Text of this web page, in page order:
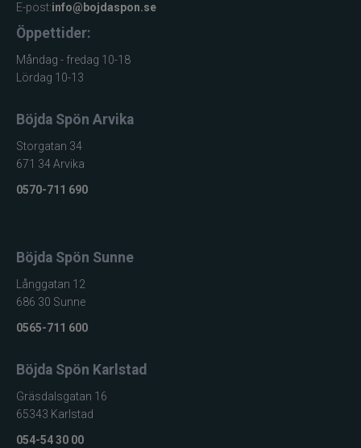
E-post:info@bojdaspon.se
Öppettider:
Måndag - fredag 10-18
Lördag 10-13
Böjda Spön Arvika
Storgatan 34
671 34 Arvika
0570-711 690
Böjda Spön Sunne
Långgatan 12
686 30 Sunne
0565-711 600
Böjda Spön Karlstad
Gräsdalsgatan 16
65343 Karlstad
054-54 30 00